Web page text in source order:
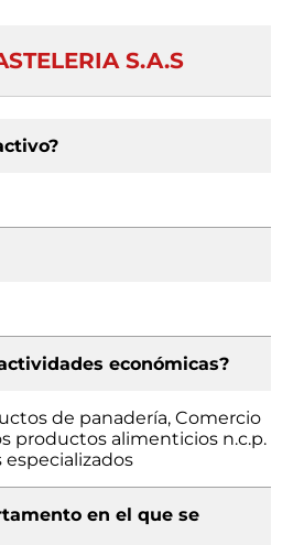
S.A.S
económicas?
de panadería, Comercio
productos alimenticios n.c.p.
en el que se